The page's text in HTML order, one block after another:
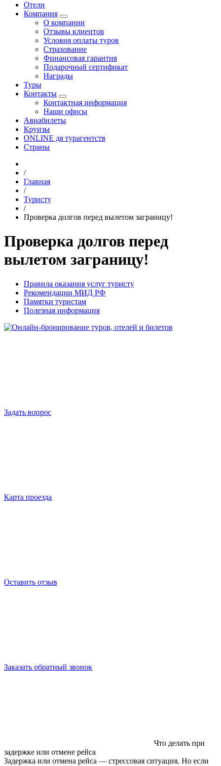
Отели
Компания
О компании
Отзывы клиентов
Условия оплаты туров
Страхование
Финансовая гарантия
Подарочный сертификат
Награды
Туры
Контакты
Контактная информация
Наши офисы
Авиабилеты
Круизы
ONLINE дя турагентств
Страны
/
Главная
/
Туристу
/
Проверка долгов перед вылетом заграницу!
Проверка долгов перед
вылетом заграницу!
Правила оказания услуг туристу
Рекомендации МИД РФ
Памятки туристам
Полезная информация
Задать вопрос
Карта проезда
Оставить отзыв
Заказать обратный звонок
Что делать при
задержке или отмене рейса
Задержка или отмена рейса — стрессовая ситуация. Но если